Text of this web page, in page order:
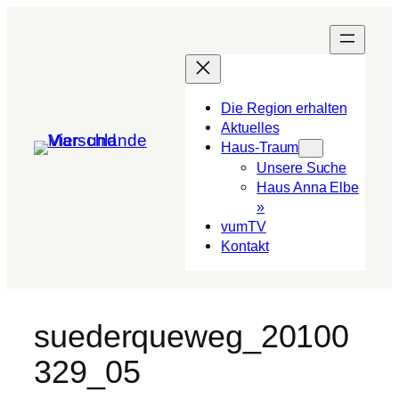
Die Region erhalten
Aktuelles
Haus-Traum
Unsere Suche
Haus Anna Elbe
»
vumTV
Kon­takt
suederqueweg_20100
329_05